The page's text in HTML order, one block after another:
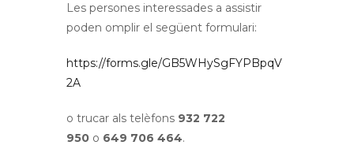
Les persones interessades a assistir
poden omplir el següent formulari:
https://forms.gle/GB5WHySgFYPBpqV
2A
o trucar als telèfons 932 722
950 o 649 706 464.